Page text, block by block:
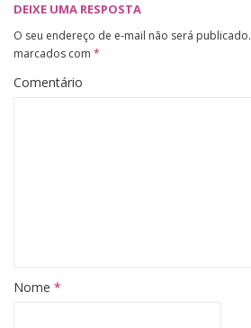
DEIXE UMA RESPOSTA
O seu endereço de e-mail não será publicado.
marcados com *
Comentário
Nome *